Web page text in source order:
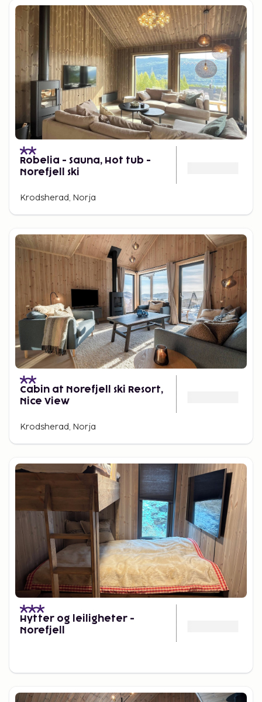
Robelia - Sauna, Hot tub -
Norefjell ski
Krodsherad, Norja
Cabin at Norefjell ski Resort,
Nice View
Krodsherad, Norja
Hytter og leiligheter -
Norefjell